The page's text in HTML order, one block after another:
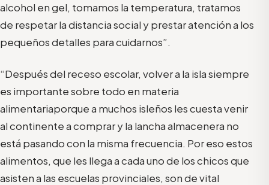
alcohol en gel, tomamos la temperatura, tratamos
de respetarla distanciasocial y prestaratención a los
pequeños detalles paracuidarnos”.
“Después del receso escolar, volver a la islasiempre
es importantesobre todo en materia
alimentariaporque a muchos isleños les cuesta venir
al continente a comprar yla lancha almacenera no
está pasando con la misma frecuencia. Por eso estos
alimentos, que les llega a cada uno de los chicosque
asisten a las escuelas provinciales, sonde vital